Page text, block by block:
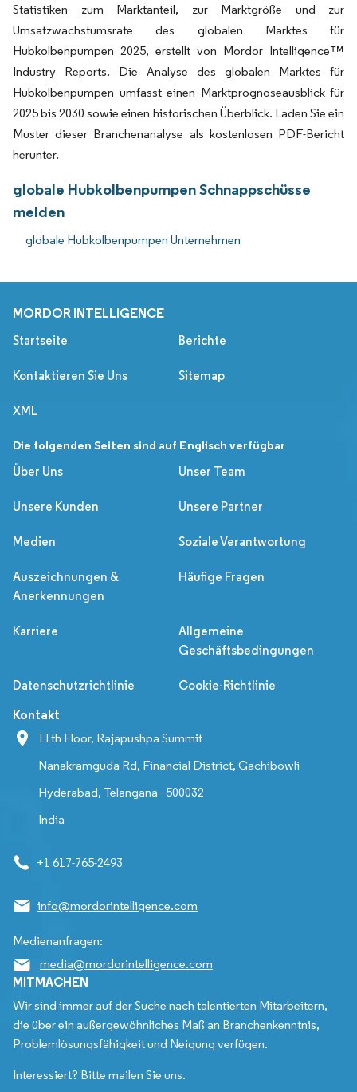
Statistiken zum Marktanteil, zur Marktgröße und zur
Umsatzwachstumsrate des globalen Marktes für
Hubkolbenpumpen 2025, erstellt von Mordor Intelligence™
Industry Reports. Die Analyse des globalen Marktes für
Hubkolbenpumpen umfasst einen Marktprognoseausblick für
2025 bis 2030 sowie einen historischen Überblick. Laden Sie ein
Muster dieser Branchenanalyse als kostenlosen PDF-Bericht
herunter.
globale Hubkolbenpumpen Schnappschüsse
melden
globale Hubkolbenpumpen Unternehmen
MORDOR INTELLIGENCE
Startseite Berichte
Kontaktieren Sie Uns Sitemap
XML
Die folgenden Seiten sind auf Englisch verfügbar
Über Uns
Unser Team
Unsere Kunden Unsere Partner
Medien Soziale Verantwortung
Auszeichnungen &
Anerkennungen
Häufige Fragen
Karriere
Allgemeine
Geschäftsbedingungen
Datenschutzrichtlinie Cookie-Richtlinie
Kontakt
11th Floor, Rajapushpa Summit
Nanakramguda Rd, Financial District, Gachibowli
Hyderabad, Telangana - 500032
India
+1 617-765-2493
info@mordorintelligence.com
Medienanfragen:
media@mordorintelligence.com
MITMACHEN
Wir sind immer auf der Suche nach talentierten Mitarbeitern,
die über ein außergewöhnliches Maß an Branchenkenntnis,
Problemlösungsfähigkeit und Neigung verfügen.
Interessiert? Bitte mailen Sie uns.